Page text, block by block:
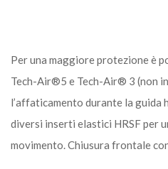
Per una maggiore protezione è
Tech-Air®5 e Tech-Air® 3 (non
l’affaticamento durante la guida
diversi inserti elastici HRSF per
movimento. Chiusura frontale